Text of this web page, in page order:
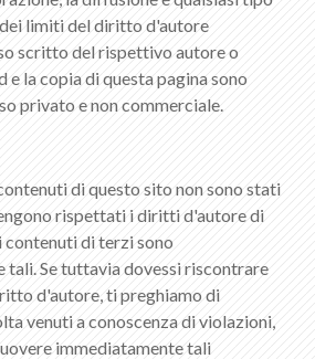
limiti del diritto d'autore
scritto del rispettivo autore o
la copia di questa pagina sono
privato e non commerciale.
di questo sito non sono stati
rispettati i diritti d'autore di
di terzi sono
tali. Se tuttavia dovessi riscontrare
d'autore, ti preghiamo di
venuti a conoscenza di violazioni,
immediatamente tali